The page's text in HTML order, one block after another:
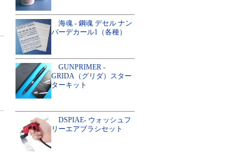
海魂 - 鋼魂 デセル ナン
バーデカール1（各種）
GUNPRIMER -
GRIDA（グリダ）スター
ターキット
DSPIAE- ウォッシュフ
リーエアブラシセット